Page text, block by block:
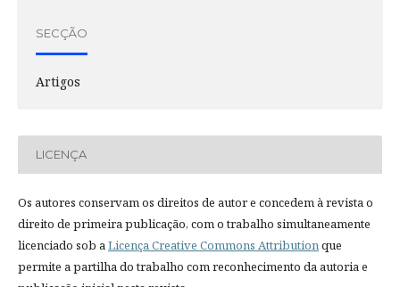
SECÇÃO
Artigos
LICENÇA
Os autores conservam os direitos de autor e concedem à revista o
direito de primeira publicação, com o trabalho simultaneamente
licenciado sob aLicença Creative Commons Attributionque
permite a partilha do trabalho com reconhecimento da autoria e